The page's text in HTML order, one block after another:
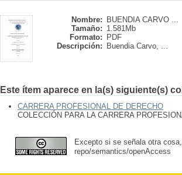
Nombre:
BUENDIA CARVO ...
Tamaño: 1.581Mb
Formato:
PDF
Descripción:
Buendia Carvo, ...
Este ítem aparece en la(s) siguiente(s)
CARRERA PROFESIONAL DE DERECHO
COLECCIÓN PARA LA CARRERA
Excepto si se señala otra
repo/semantics/openAccess